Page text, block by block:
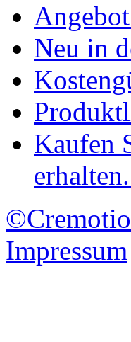
Neu in
Kaufen
©
Impressum